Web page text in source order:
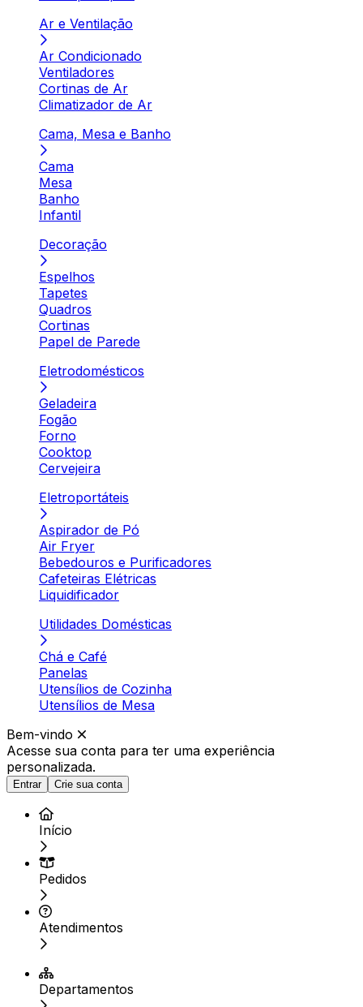
Ar e Ventilação
Ar Condicionado
Ventiladores
Cortinas de Ar
Climatizador de Ar
Cama, Mesa e Banho
Cama
Mesa
Banho
Infantil
Decoração
Espelhos
Tapetes
Quadros
Cortinas
Papel de Parede
Eletrodomésticos
Geladeira
Fogão
Forno
Cooktop
Cervejeira
Eletroportáteis
Aspirador de Pó
Air Fryer
Bebedouros e Purificadores
Cafeteiras Elétricas
Liquidificador
Utilidades Domésticas
Chá e Café
Panelas
Utensílios de Cozinha
Utensílios de Mesa
Bem-vindo
Acesse sua conta para ter uma experiência
personalizada.
Entrar Crie sua conta
Início
Pedidos
Atendimentos
Departamentos